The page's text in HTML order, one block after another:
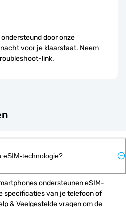
door onze
voor je klaarstaat. Neem
link.
eSIM-technologie?
ondersteunen eSIM-
specificaties van je telefoon of
& Veelgestelde vragen om de